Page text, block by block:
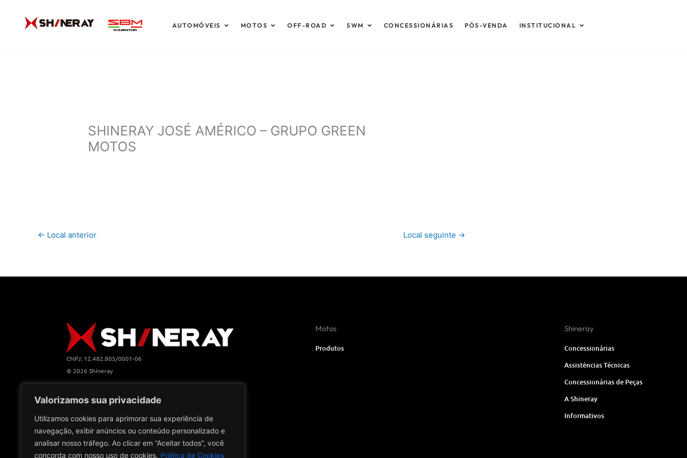
Valorizamos sua privacidade
Utilizamos cookies para aprimorar sua experiência de
navegação, exibir anúncios ou conteúdo personalizado e
analisar nosso tráfego. Ao clicar em “Aceitar todos”, você
concorda com nosso uso de cookies. Política de Cookies
AUTOMÓVEIS Abrir Automóveis
MOTOS Abrir Motos
OFF-ROAD Abrir Off-Road
SWM Abrir SWM
CONCESSIONÁRIAS PÓS-VENDA INSTITUCIONAL Abrir Institucional
SHINERAY JOSÉ AMÉRICO – GRUPO GREEN
MOTOS
← Local anterior Local seguinte →
CNPJ: 12.482.805/0001-06
© 2026 Shineray
Motos
Produtos
Shineray
Concessionárias
Assistências Técnicas
Concessionárias de Peças
A Shineray
Informativos